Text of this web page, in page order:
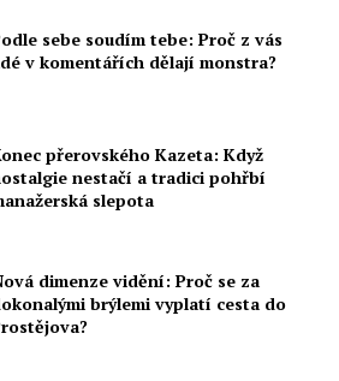
sebe soudím tebe: Proč z vás
v komentářích dělají monstra?
přerovského Kazeta: Když
nestačí a tradici pohřbí
slepota
dimenze vidění: Proč se za
brýlemi vyplatí cesta do